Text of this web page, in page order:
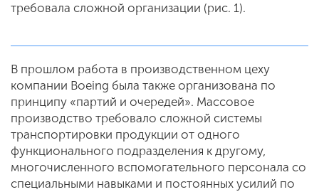
требовала сложной организации (рис. 1).
В прошлом работа в производственном цеху
компании Boeing была также организована по
принципу «партий и очередей». Массовое
производство требовало сложной системы
транспортировки продукции от одного
функционального подразделения к другому,
многочисленного вспомогательного персонала со
специальными навыками и постоянных усилий по